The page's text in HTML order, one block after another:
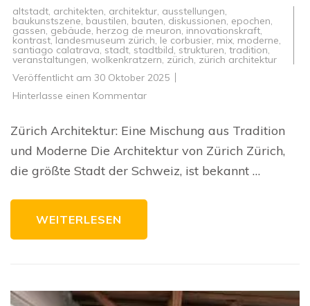
altstadt, architekten, architektur, ausstellungen,
baukunstszene, baustilen, bauten, diskussionen, epochen,
gassen, gebäude, herzog de meuron, innovationskraft,
kontrast,landesmuseum zürich, le corbusier, mix, moderne,
santiago calatrava, stadt, stadtbild, strukturen, tradition,
veranstaltungen, wolkenkratzern, zürich, zürich architektur
Veröffentlicht am 30 Oktober 2025
Hinterlasse einen Kommentarzu
Eine
faszinierende
Mischung
aus
und
Zürich Architektur: Eine Mischung aus Tradition
und Moderne Die Architektur von Zürich Zürich,
die größte Stadt der Schweiz, ist bekannt …
WEITERLESEN